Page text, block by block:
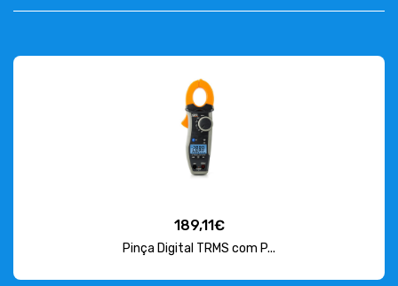
189,11€
Pinça Digital TRMS com P...